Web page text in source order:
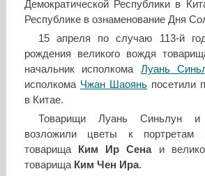
Демократической Республики в
Республике в ознаменование Дня
15 апреля по случаю 113-й
рождения великого вождя
начальник исполкома Луань
исполкома Чжан Шаояньпосетили
в Китае.
Товарищи Луань Синьлун
возложили цветы к портретам
товарища
Ким Ир Сенаи
товарища Ким Чен Ира.